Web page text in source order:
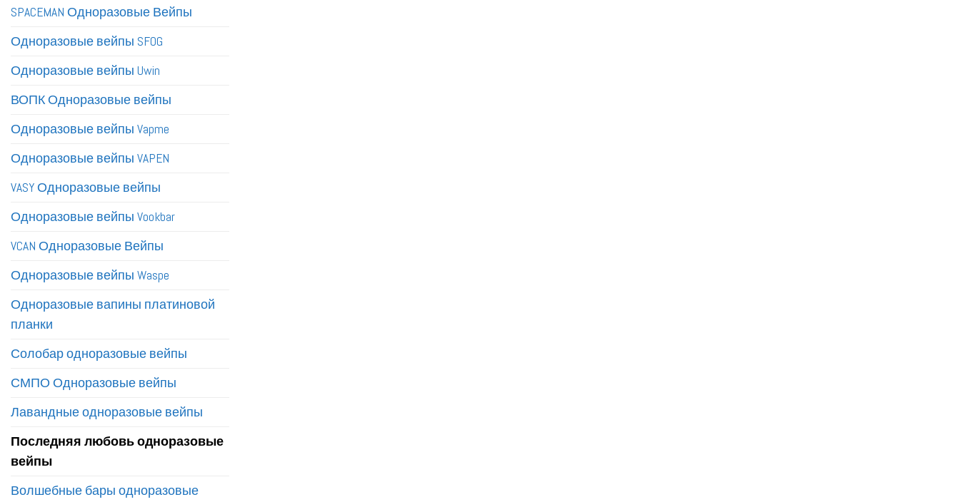
SPACEMAN Одноразовые Вейпы
Одноразовые вейпы SFOG
Одноразовые вейпы Uwin
ВОПК Одноразовые вейпы
Одноразовые вейпы Vapme
Одноразовые вейпы VAPEN
VASY Одноразовые вейпы
Одноразовые вейпы Vookbar
VCAN Одноразовые Вейпы
Одноразовые вейпы Waspe
Одноразовые вапины платиновой
планки
Солобар одноразовые вейпы
СМПО Одноразовые вейпы
Лавандные одноразовые вейпы
Последняя любовь одноразовые
вейпы
Волшебные бары одноразовые